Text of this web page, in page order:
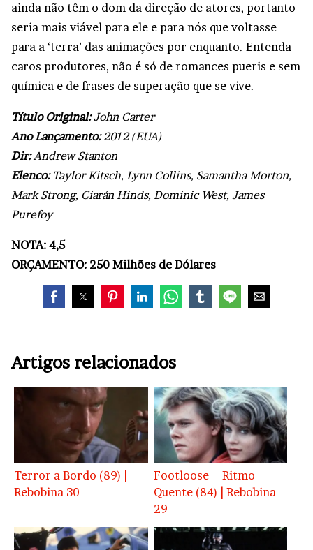
ainda não têm o dom da direção de atores, portanto
seria mais viável para ele e para nós que voltasse
para a ‘terra’ das animações por enquanto. Entenda
caros produtores, não é só de romances pueris e sem
química e de frases de superação que se vive.
Título Original:John Carter
Ano Lançamento:2012 (EUA)
Dir:Andrew Stanton
Elenco:Taylor Kitsch, Lynn Collins, Samantha Morton,
Mark Strong, Ciarán Hinds, Dominic West, James
Purefoy
NOTA: 4,5
ORÇAMENTO: 250 Milhões de Dólares
Artigos relacionados
Terror a Bordo (89) |
Rebobina 30
Footloose – Ritmo
Quente (84) | Rebobina
29